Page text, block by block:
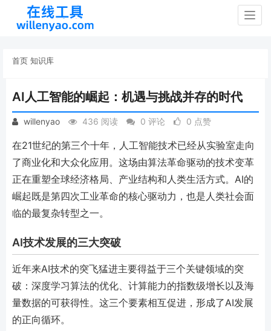
首页 知识库
AI人工智能的崛起：机遇与挑战并存的时代
willenyao 436 阅读 0 评论 0 点赞
在21世纪的第三个十年，人工智能技术已经从实验室走向
了商业化和大众化应用。这场由算法革命驱动的技术变革
正在重塑全球经济格局、产业结构和人类生活方式。AI的
崛起既是第四次工业革命的核心驱动力，也是人类社会面
临的最复杂转型之一。
AI技术发展的三大突破
近年来AI技术的突飞猛进主要得益于三个关键领域的突
破：深度学习算法的优化、计算能力的指数级增长以及海
量数据的可获得性。这三个要素相互促进，形成了AI发展
的正向循环。